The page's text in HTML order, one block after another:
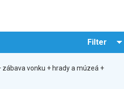
Filter
vonku + hrady a múzeá +